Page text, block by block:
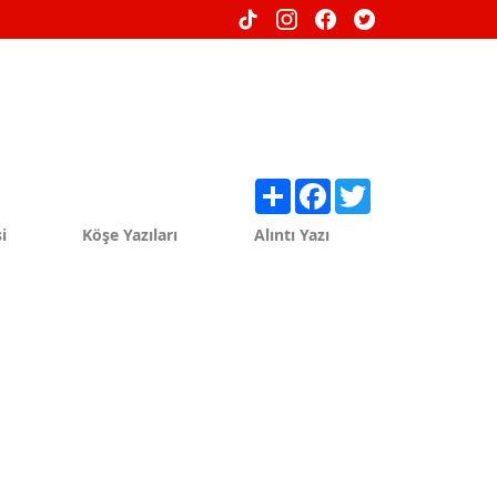
Köşe Yazıları Alıntı Yazı
Share Facebook